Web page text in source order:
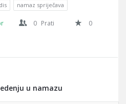
namaz spriječava
0 Prati
0
u namazu